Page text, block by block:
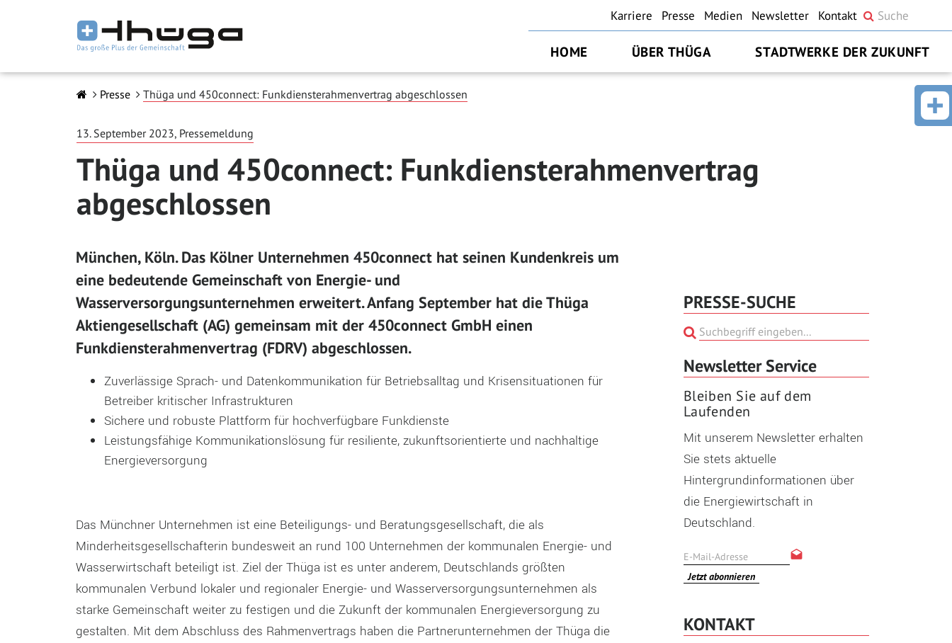
Karriere Presse Medien Newsletter Kontakt
HOME ÜBER THÜGA STADTWERKE DER ZUKUNFT
Presse Thüga und 450connect: Funkdiensterahmenvertrag abgeschlossen
13. September 2023, Pressemeldung
Thüga und 450connect: Funkdiensterahmenvertrag
abgeschlossen
München, Köln. Das Kölner Unternehmen 450connect hat seinen Kundenkreis um
eine bedeutende Gemeinschaft von Energie- und
Wasserversorgungsunternehmen erweitert. Anfang September hat die Thüga
Aktiengesellschaft (AG) gemeinsam mit der 450connect GmbH einen
Funkdiensterahmenvertrag (FDRV) abgeschlossen.
Zuverlässige Sprach- und Datenkommunikation für Betriebsalltag und Krisensituationen für
Betreiber kritischer Infrastrukturen
Sichere und robuste Plattform für hochverfügbare Funkdienste
Leistungsfähige Kommunikationslösung für resiliente, zukunftsorientierte und nachhaltige
Energieversorgung
Das Münchner Unternehmen ist eine Beteiligungs- und Beratungsgesellschaft, die als
Minderheitsgesellschafterin bundesweit an rund 100 Unternehmen der kommunalen Energie- und
Wasserwirtschaft beteiligt ist. Ziel der Thüga ist es unter anderem, Deutschlands größten
kommunalen Verbund lokaler und regionaler Energie- und Wasserversorgungsunternehmen als
starke Gemeinschaft weiter zu festigen und die Zukunft der kommunalen Energieversorgung zu
gestalten. Mit dem Abschluss des Rahmenvertrags haben die Partnerunternehmen der Thüga die
PRESSE-SUCHE
Newsletter Service
Bleiben Sie auf dem
Laufenden
Mit unserem Newsletter erhalten
Sie stets aktuelle
Hintergrundinformationen über
die Energiewirtschaft in
Deutschland.
Jetzt abonnieren
KONTAKT